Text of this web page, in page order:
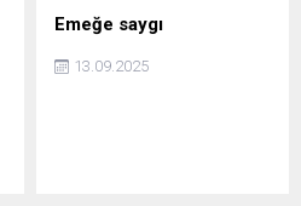
Emeğe saygı
13.09.2025